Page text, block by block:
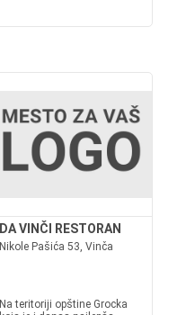
DA VINČI RESTORAN
Nikole Pašića 53, Vinča
Na teritoriji opštine Grocka